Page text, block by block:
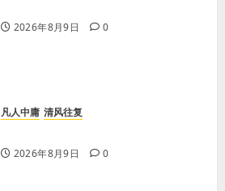
2026年8月9日 0
凡人中庸 清风往复
2026年8月9日 0